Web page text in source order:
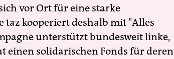
vor Ort für eine starke
taz kooperiert deshalb mit "Alles
unterstützt bundesweit linke,
einen solidarischen Fonds für deren